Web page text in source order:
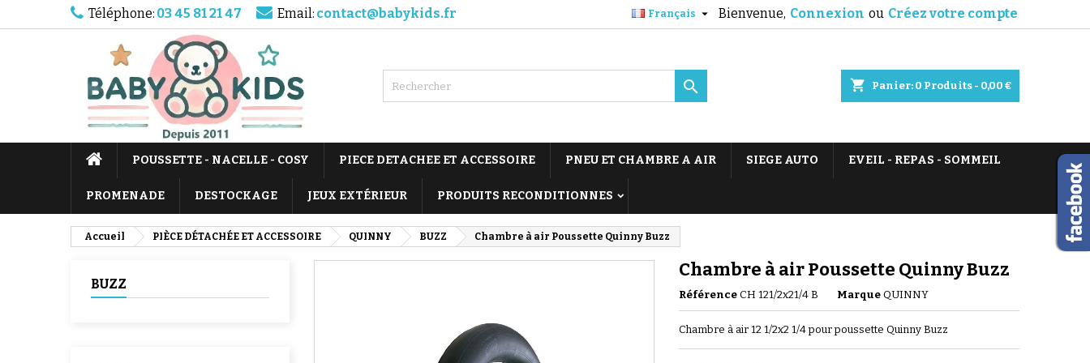
Téléphone: 03 45 81 21 47 Email: contact@babykids.fr Bienvenue, Connexion ou Créez votre compte
Français 
shopping_cart Panier: 0 Produits - 0,00 €

POUSSETTE - NACELLE - COSY PIECE DETACHEE ET ACCESSOIRE PNEU ET CHAMBRE A AIR SIEGE AUTO EVEIL - REPAS - SOMMEIL
PROMENADE DESTOCKAGE JEUX EXTÉRIEUR PRODUITS RECONDITIONNES
Accueil PIÈCE DÉTACHÉE ET ACCESSOIRE QUINNY BUZZ Chambre à air Poussette Quinny Buzz
BUZZ
Chambre à air Poussette Quinny Buzz
Référence CH 121/2x21/4 B Marque QUINNY
Chambre à air 12 1/2x2 1/4 pour poussette Quinny Buzz